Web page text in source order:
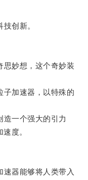
创新。
妙想，这个奇妙装
加速器，以特殊的
一个强大的引力
度。
器能够将人类带入